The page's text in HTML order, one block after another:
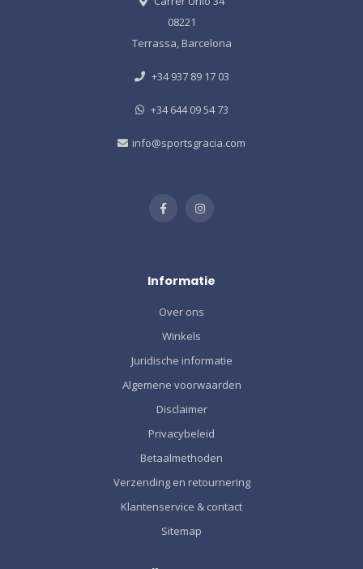
08221
Terrassa, Barcelona
+34 937 89 17 03
+34 644 09 54 73
info@sportsgracia.com
Informatie
Over ons
Winkels
Juridische informatie
Algemene voorwaarden
Disclaimer
Privacybeleid
Betaalmethoden
Verzending en retournering
Klantenservice & contact
Sitemap